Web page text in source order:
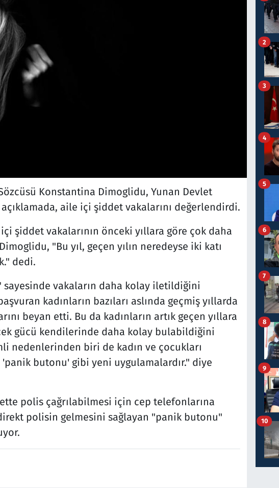
Konstantina Dimoglidu, Yunan Devlet
açıklamada, aile içi şiddet vakalarını değerlendirdi.
şiddet vakalarının önceki yıllara göre çok daha
"Bu yıl, geçen yılın neredeyse iki katı
dedi.
vakaların daha kolay iletildiğini
kadınların bazıları aslında geçmiş yıllarda
beyan etti. Bu da kadınların artık geçen yıllara
gücü kendilerinde daha kolay bulabildiğini
nedenlerinden biri de kadın ve çocukları
butonu' gibi yeni uygulamalardır." diye
polis çağrılabilmesi için cep telefonlarına
polisin gelmesini sağlayan "panik butonu"
2
3
4
5
6
7
8
9
10